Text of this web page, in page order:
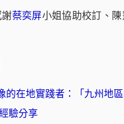
蔡奕屏小姐協助校訂、
的在地實踐者：「九州地
驗分享